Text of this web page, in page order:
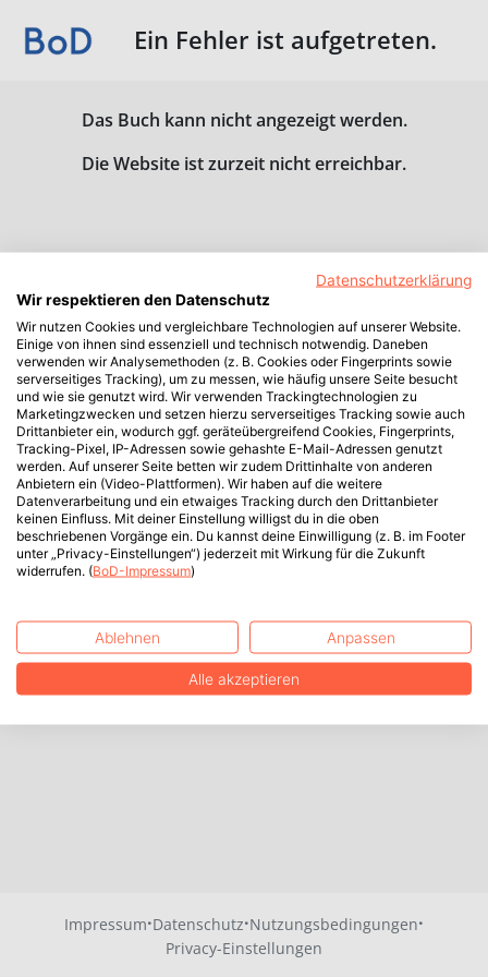
Ein Fehler ist aufgetreten.
Das Buch kann nicht angezeigt werden.
Die Website ist zurzeit nicht erreichbar.
Impressum·Datenschutz·Nutzungsbedingungen·
Privacy-Einstellungen
Datenschutzerklärung
Wir respektieren den Datenschutz
Wir nutzen Cookies und vergleichbare Technologien auf unserer Website.
Einige von ihnen sind essenziell und technisch notwendig. Daneben
verwenden wir Analysemethoden (z. B. Cookies oder Fingerprints sowie
serverseitiges Tracking), um zu messen, wie häufig unsere Seite besucht
und wie sie genutzt wird. Wir verwenden Trackingtechnologien zu
Marketingzwecken und setzen hierzu serverseitiges Tracking sowie auch
Drittanbieter ein, wodurch ggf. geräteübergreifend Cookies, Fingerprints,
Tracking-Pixel, IP-Adressen sowie gehashte E-Mail-Adressen genutzt
werden. Auf unserer Seite betten wir zudem Drittinhalte von anderen
Anbietern ein (Video-Plattformen). Wir haben auf die weitere
Datenverarbeitung und ein etwaiges Tracking durch den Drittanbieter
keinen Einfluss. Mit deiner Einstellung willigst du in die oben
beschriebenen Vorgänge ein. Du kannst deine Einwilligung (z. B. im Footer
unter „Privacy-Einstellungen“) jederzeit mit Wirkung für die Zukunft
widerrufen. (BoD-Impressum)
Ablehnen Anpassen
Alle akzeptieren